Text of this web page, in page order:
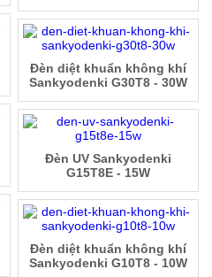
Đèn diệt khuẩn không khí
Sankyodenki G30T8 - 30W
Đèn UV Sankyodenki
G15T8E - 15W
Đèn diệt khuẩn không khí
Sankyodenki G10T8 - 10W